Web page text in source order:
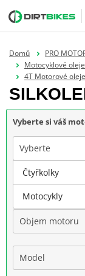
Domů PRO
Motocyklové
4T Motorové oleje
Vyberte si váš
Vyberte
Značka
Objem motoru
Model
Čtyřkolky
Motocykly